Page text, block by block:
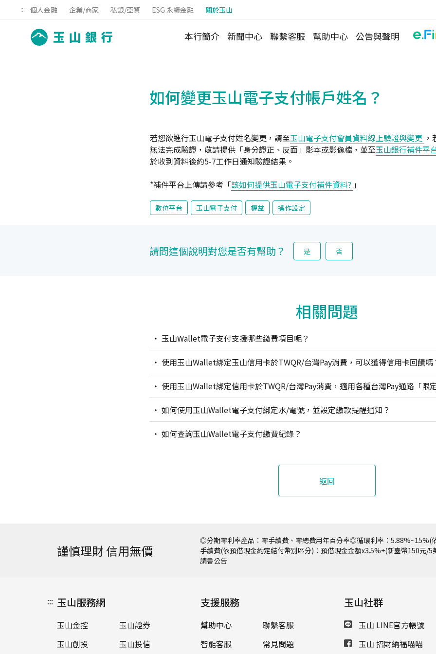
::: 個人金融 企業/商家 私銀/亞資 ESG 永續金融 關於玉山
本行簡介 新聞中心 聯繫客服 幫助中心 公告與聲明
如何變更玉山電子支付帳戶姓名？
若您欲進行玉山電子支付姓名變更，請至玉山電子支付會員資料線上驗證與變更
無法完成驗證，敬請提供「身分證正、反面」影本或影像檔，並至玉山銀行補件平
於收到資料後約5-7工作日通知驗證結果。
*補件平台上傳請參考「該如何提供玉山電子支付補件資料? 」
數位平台 玉山電子支付 權益 操作設定
請問這個說明對您是否有幫助？ 是 否
相關問題
玉山Wallet電子支付支援哪些繳費項目呢？
使用玉山Wallet綁定玉山信用卡於TWQR/台灣Pay消費，可以獲得信用卡回饋嗎
的活動優惠嗎？
如何使用玉山Wallet電子支付綁定水/電號，並設定繳款提醒通知？
如何查詢玉山Wallet電子支付繳費紀錄？
返回
謹慎理財 信用無價
◎分期零利率產品：零手續費、零總費用年百分率◎循環利率：
手續費(依預借現金約定結付幣別區分)：預借現金金額x3.5%+(新臺幣150元
請書公告
::: 玉山服務網
玉山金控
玉山證券
玉山創投
玉山投信
支援服務
幫助中心
聯繫客服
智能客服
常見問題
玉山社群
玉山 LINE官方帳號
玉山 招財納福喵喵